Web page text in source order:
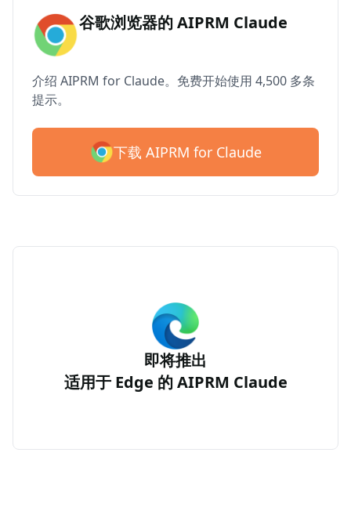
谷歌浏览器的 AIPRM Claude
介绍 AIPRM for Claude。免费开始使用 4,500 多条
提示。
下载 AIPRM for Claude
即将推出
适用于 Edge 的 AIPRM Claude